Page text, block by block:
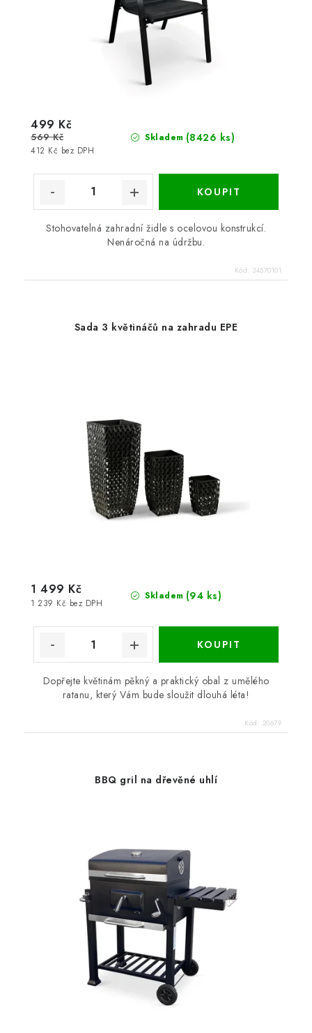
Skladem (8426 ks)
412 Kč bez DPH
499 Kč
569 Kč
Stohovatelná zahradní židle s ocelovou konstrukcí.
Nenáročná na údržbu.
Kód: 34570101
Sada 3 květináčů na zahradu EPE
Skladem (94 ks)
1 239 Kč bez DPH
1 499 Kč
Dopřejte květinám pěkný a praktický obal z umělého
ratanu, který Vám bude sloužit dlouhá léta!
Kód: 20679
BBQ gril na dřevěné uhlí